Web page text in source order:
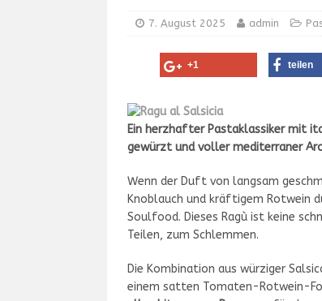
7. August 2025 admin
+1 teilen
Ein herzhafter Pastaklassiker mit
gewürzt und voller mediterraner
Wenn der Duft von langsam
Knoblauch und kräftigem Rotwein
Soulfood. Dieses Ragù ist keine
Teilen, zum Schlemmen.
Die Kombination aus würziger
einem satten Tomaten-Rotwein-